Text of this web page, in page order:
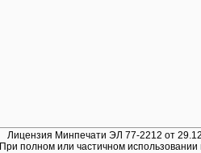
Лицензия Минпечати ЭЛ 77-2212 от
При полном или частичном